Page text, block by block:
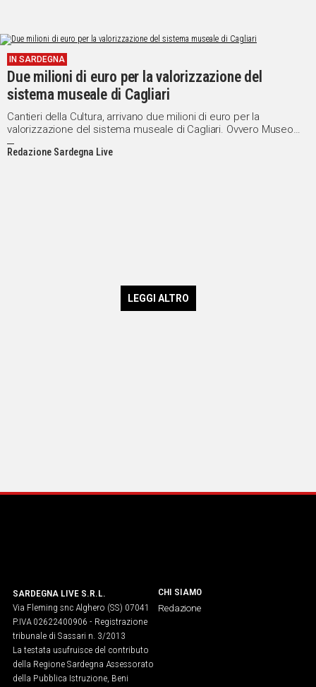
IN SARDEGNA
Due milioni di euro per la valorizzazione del
sistema museale di Cagliari
Cantieri della Cultura, arrivano due milioni di euro per la
valorizzazione del sistema museale di Cagliari. Ovvero Museo
Archeologico Nazionale con i numerosi bronzetti nuragici e una
rappresentanza dei Giganti di Mont'e Prama e Pinacoteca
Redazione Sardegna Live
LEGGI ALTRO
SARDEGNA LIVE S.R.L.
Via Fleming snc Alghero (SS) 07041
P.IVA 02622400906 - Registrazione
tribunale di Sassari n. 3/2013
La testata usufruisce del contributo
della Regione Sardegna Assessorato
della Pubblica Istruzione, Beni
CHI SIAMO
Redazione